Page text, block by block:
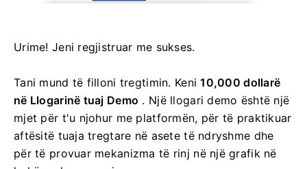
Urime! Jeni regjistruar me sukses.
Tani mund të filloni tregtimin. Keni10,000 dollarë
në Llogarinë tuaj Demo . Një llogari demo është një
mjet për t'u njohur me platformën, për të praktikuar
aftësitë tuaja tregtare në asete të ndryshme dhe
për të provuar mekanizma të rinj në një grafik në